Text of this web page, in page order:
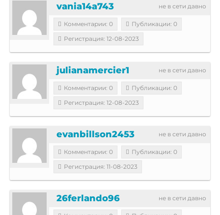
не в сети давно
vania14a743
Комментарии: 0
Публикации: 0
Регистрация: 12-08-2023
не в сети давно
julianamercier1
Комментарии: 0
Публикации: 0
Регистрация: 12-08-2023
не в сети давно
evanbillson2453
Комментарии: 0
Публикации: 0
Регистрация: 11-08-2023
не в сети давно
26ferlando96